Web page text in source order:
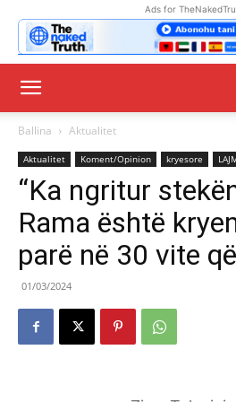
Ads for
Ballina Aktualitet
Aktualitet Koment/Opinion kryesore
“Ka ngritur
Rama është
parë në 30 vite
01/03/2024